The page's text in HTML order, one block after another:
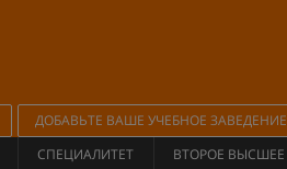
ДОБАВЬТЕ ВАШЕ УЧЕБНОЕ ЗАВЕДЕНИЕ
СПЕЦИАЛИТЕТ ВТОРОЕ ВЫСШЕЕ